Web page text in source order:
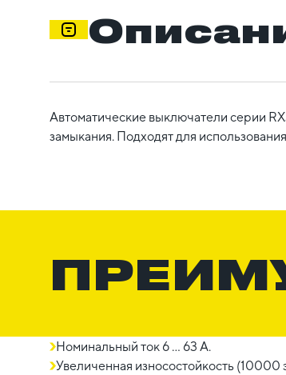
Автоматические выключатели серии
замыкания. Подходят для
Номинальный ток 6 ... 63 A.
Увеличенная износостойкость